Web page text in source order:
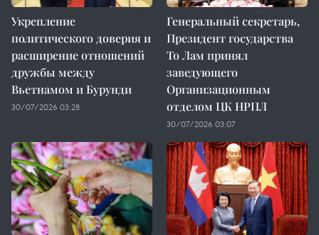
Укрепление
политического доверия и
расширение отношений
дружбы между
Вьетнамом и Бурунди
30/07/2026 03:28
Генеральный секретарь,
Президент государства
То Лам принял
заведующего
Организационным
отделом ЦК НРПЛ
30/07/2026 03:07